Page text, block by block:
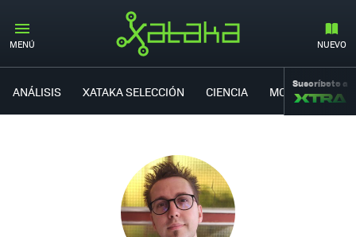
MENÚ NUEVO
ANÁLISIS XATAKA SELECCIÓN CIENCIA MOVILIDAD
Suscríbete a